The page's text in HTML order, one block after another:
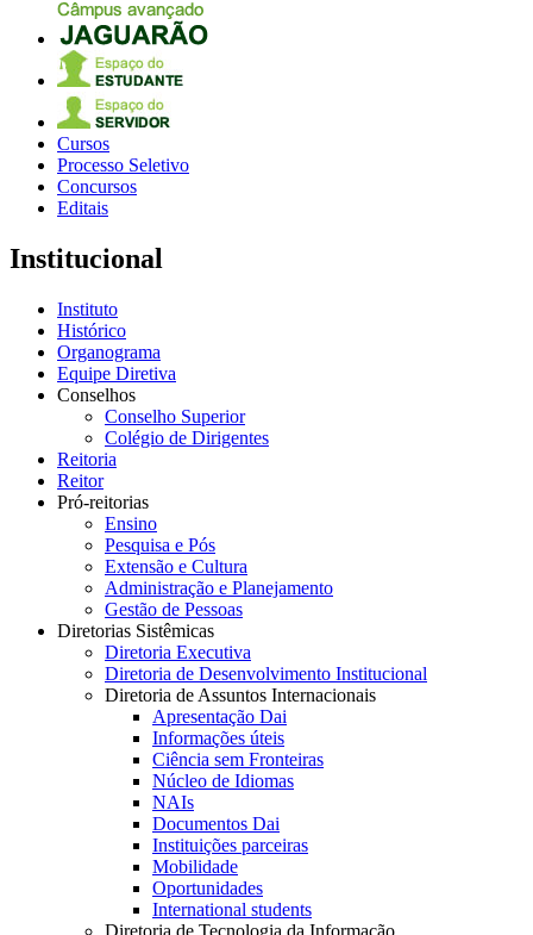
Cursos
Processo Seletivo
Concursos
Editais
Institucional
Instituto
Histórico
Organograma
Equipe Diretiva
Conselhos
Conselho Superior
Colégio de Dirigentes
Reitoria
Reitor
Pró-reitorias
Ensino
Pesquisa e Pós
Extensão e Cultura
Administração e Planejamento
Gestão de Pessoas
Diretorias Sistêmicas
Diretoria Executiva
Diretoria de Desenvolvimento Institucional
Diretoria de Assuntos Internacionais
Apresentação Dai
Informações úteis
Ciência sem Fronteiras
Núcleo de Idiomas
NAIs
Documentos Dai
Instituições parceiras
Mobilidade
Oportunidades
International students